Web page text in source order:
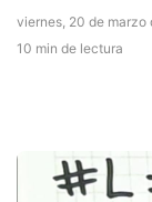
viernes, 20 de marzo
10 min de lectura